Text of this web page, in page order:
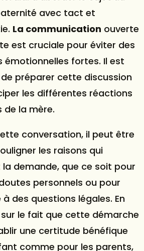
avec tact et
La communication ouverte
est cruciale pour éviter des
émotionnelles fortes. Il est
préparer cette discussion
les différentes réactions
de la mère.
conversation, il peut être
les raisons qui
demande, que ce soit pour
personnels ou pour
des questions légales. En
le fait que cette démarche
une certitude bénéfique
comme pour les parents,